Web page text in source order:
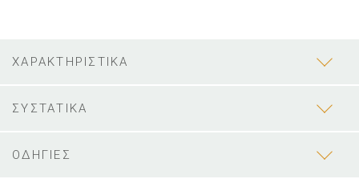
ΧΑΡΑΚΤΗΡΙΣΤΙΚΑ
ΣΥΣΤΑΤΙΚΑ
ΟΔΗΓΙΕΣ